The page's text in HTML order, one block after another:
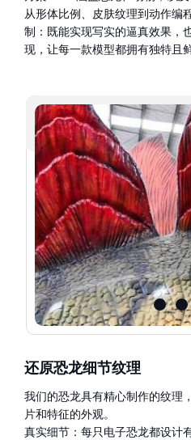
从形体比例、皮肤纹理到动作编
制：既能实现写实的逼真效果，
现，让每一款模型都拥有独特且鲜
还原恐龙细节纹理
我们的恐龙具有精心制作的纹理
片和特征的外观。
真实细节：每只电子恐龙都设计